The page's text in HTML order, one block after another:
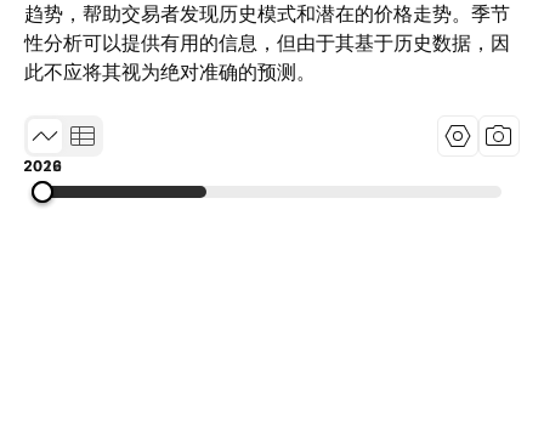
趋势，帮助交易者发现历史模式和潜在的价格走势。季节
性分析可以提供有用的信息，但由于其基于历史数据，因
此不应将其视为绝对准确的预测。
2012
2019
2026